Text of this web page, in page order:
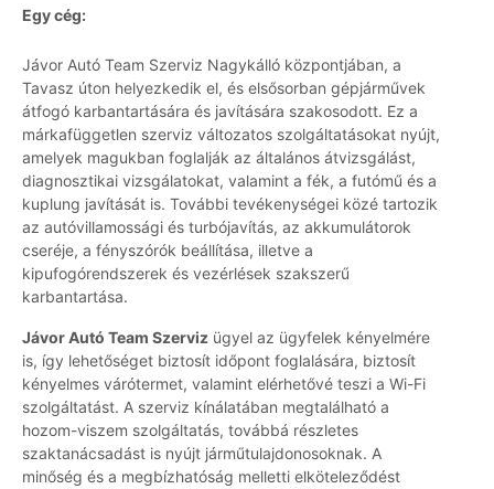
Egy cég:
Jávor Autó Team Szerviz Nagykálló központjában, a
Tavasz úton helyezkedik el, és elsősorban gépjárművek
átfogó karbantartására és javítására szakosodott. Ez a
márkafüggetlen szerviz változatos szolgáltatásokat nyújt,
amelyek magukban foglalják az általános átvizsgálást,
diagnosztikai vizsgálatokat, valamint a fék, a futómű és a
kuplung javítását is. További tevékenységei közé tartozik
az autóvillamossági és turbójavítás, az akkumulátorok
cseréje, a fényszórók beállítása, illetve a
kipufogórendszerek és vezérlések szakszerű
karbantartása.
Jávor Autó Team Szerviz ügyel az ügyfelek kényelmére
is, így lehetőséget biztosít időpont foglalására, biztosít
kényelmes várótermet, valamint elérhetővé teszi a Wi-Fi
szolgáltatást. A szerviz kínálatában megtalálható a
hozom-viszem szolgáltatás, továbbá részletes
szaktanácsadást is nyújt járműtulajdonosoknak. A
minőség és a megbízhatóság melletti elköteleződést